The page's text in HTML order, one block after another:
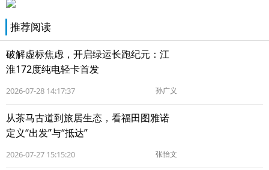
推荐阅读
破解虚标焦虑，开启绿运长跑纪元：江
淮172度纯电轻卡首发
2026-07-28 14:17:37 孙广义
从茶马古道到旅居生态，看福田图雅诺
定义“出发”与“抵达”
2026-07-27 15:15:20 张怡文